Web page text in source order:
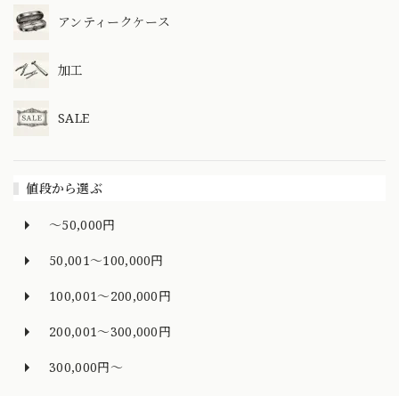
アンティークケース
加工
SALE
値段から選ぶ
～50,000円
50,001～100,000円
100,001～200,000円
200,001～300,000円
300,000円～